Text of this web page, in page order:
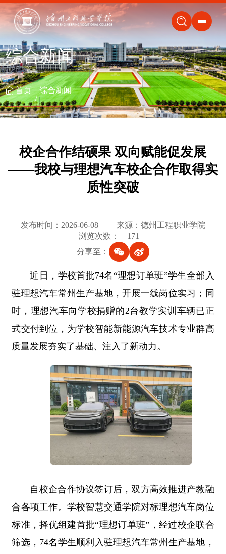
关闭
综合新闻
首页 综合新闻
校企合作结硕果 双向赋能促发展
——我校与理想汽车校企合作取得实
质性突破
发布时间：2026-06-08
来源：德州工程职业学院
浏览次数：
171
分享至：
近日，学校首批74名“理想订单班”学生全部入
驻理想汽车常州生产基地，开展一线岗位实习；同
时，理想汽车向学校捐赠的2台教学实训车辆已正
式交付到位，为学校智能新能源汽车技术专业群高
质量发展夯实了基础、注入了新动力。
自校企合作协议签订后，双方高效推进产教融
合各项工作。学校智慧交通学院对标理想汽车岗位
标准，择优组建首批“理想订单班”，经过校企联合
筛选，74名学生顺利入驻理想汽车常州生产基地，